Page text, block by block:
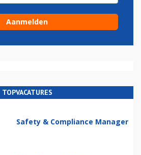
TOPVACATURES
Safety & Compliance Manager